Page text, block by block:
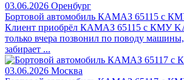
03.06.2026 Оренбург
Бортовой автомобиль КАМАЗ 65115 с
Клиент приобрёл КАМАЗ 65115 с КМУ
только вчера позвонил по поводу
забирает ...
03.06.2026 Москва